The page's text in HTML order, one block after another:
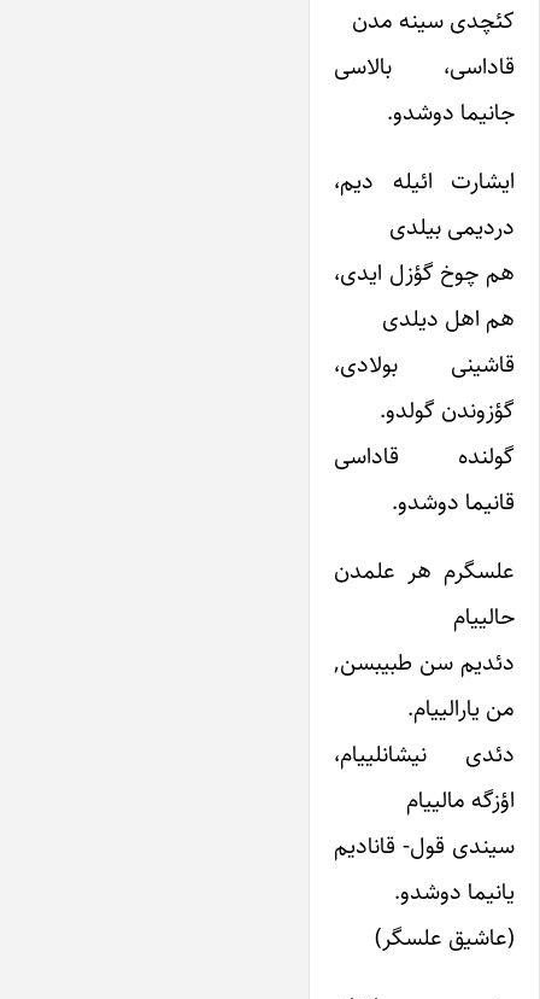
کئچدی سینه مدن
قاداسی، بالاسی
جانیما دوشدو.
ایشارت ائیله دیم،
دردیمی بیلدی
هم چوخ گؤزل ایدی،
هم اهل دیلدی
قاشینی بولادی،
گؤزوندن گولدو.
گولنده قاداسی
قانیما دوشدو.
علسگرم هر علمدن
حالییام
دئدیم سن طبیبسن,
من یارالییام.
دئدی نیشانلییام،
اؤزگه مالییام
سیندی قول- قانادیم
یانیما دوشدو.
(عاشیق علسگر)